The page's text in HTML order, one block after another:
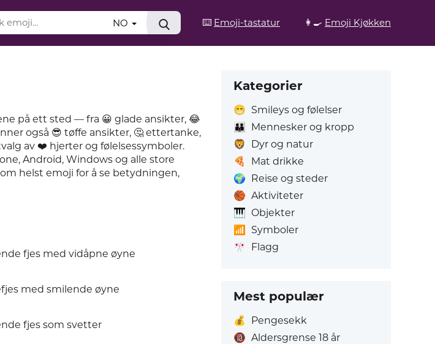
⌨️ Emoji-tastatur 👩‍🍳 Emoji Kjøkken
NO
på ett sted — fra 😀 glade ansikter, 😂
også 😎 tøffe ansikter, 🤔 ettertanke,
av ❤️ hjerter og følelsessymboler.
Android, Windows og alle store
helst emoji for å se betydningen,
fjes med vidåpne øyne
med smilende øyne
fjes som svetter
Kategorier
😁 Smileys og følelser
👪
Mennesker og kropp
🦁
Dyr og natur
🍕
Mat drikke
🌍 Reise og steder
🏀 Aktiviteter
🎹 Objekter
📶
Symboler
🎌 Flagg
Mest populær
💰
Pengesekk
🔞 Aldersgrense 18 år